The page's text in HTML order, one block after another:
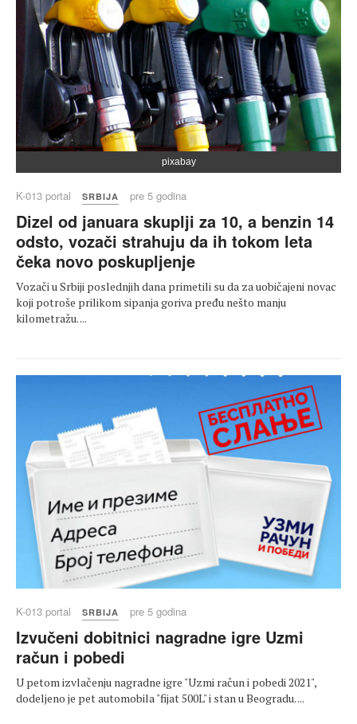
pixabay
K-013 portal SRBIJA pre 5 godina
Dizel od januara skuplji za 10, a benzin 14
odsto, vozači strahuju da ih tokom leta
čeka novo poskupljenje
Vozači u Srbiji poslednjih dana primetili su da za uobičajeni novac
koji potroše prilikom sipanja goriva pređu nešto manju
kilometražu. ...
K-013 portal SRBIJA pre 5 godina
Izvučeni dobitnici nagradne igre Uzmi
račun i pobedi
U petom izvlačenju nagradne igre "Uzmi račun i pobedi 2021",
dodeljeno je pet automobila "fijat 500L" i stan u Beogradu. ...